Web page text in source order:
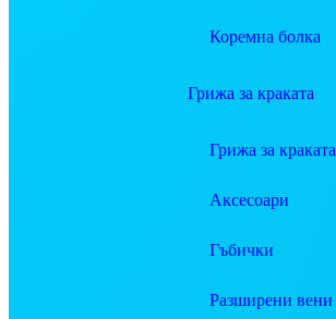
Коремна болка
Грижа за краката
Грижа за краката
Аксесоари
Гъбички
Разширени вени